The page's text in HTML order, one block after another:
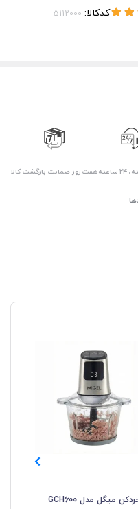
کدکالا:
هفت روز ضمانت بازگشت کالا
خردکن میگل مدل GCH600